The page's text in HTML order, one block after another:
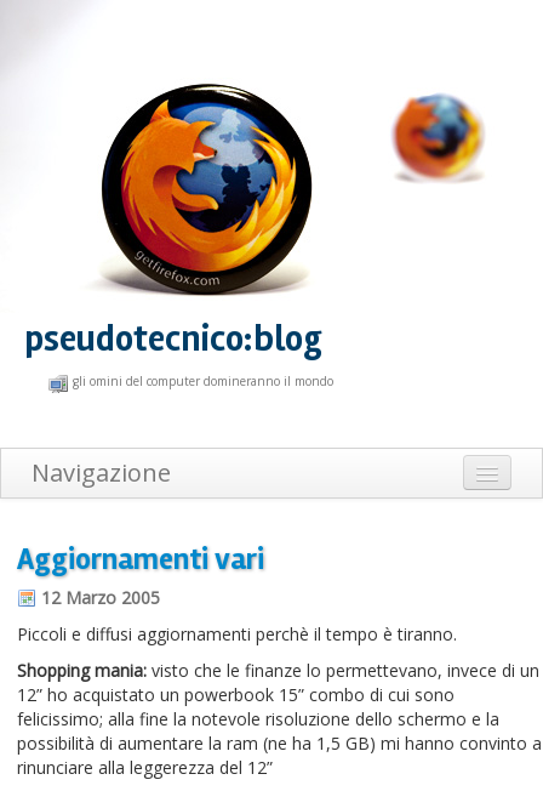
pseudotecnico:blog
gli omini del computer domineranno il mondo
Navigazione
Informazioni sul blog
Varie
Cookie
Aggiornamenti vari
12 Marzo 2005
Piccoli e diffusi aggiornamenti perchè il tempo è tiranno.
Shopping mania: visto che le finanze lo permettevano, invece di un
12” ho acquistato un powerbook 15” combo di cui sono
felicissimo; alla fine la notevole risoluzione dello schermo e la
possibilità di aumentare la ram (ne ha 1,5 GB) mi hanno convinto a
rinunciare alla leggerezza del 12”